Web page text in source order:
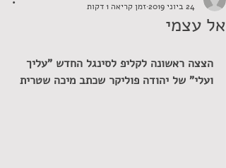
אל עצמי
24 ביוני 2019
זמן קריאה 1 דקות
הצצה ראשונה לקליפ לסינגל החדש "עליך
ועלי" של יהודה פוליקר שכתב מיכה שטרית